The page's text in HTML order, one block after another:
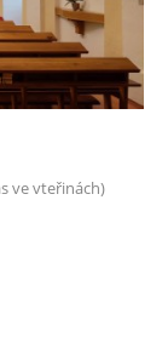
ve vteřinách)